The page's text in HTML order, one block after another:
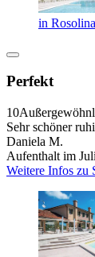
in
Perfekt
10
Sehr schöner
Daniela M.
Aufenthalt im
Weitere Infos zu